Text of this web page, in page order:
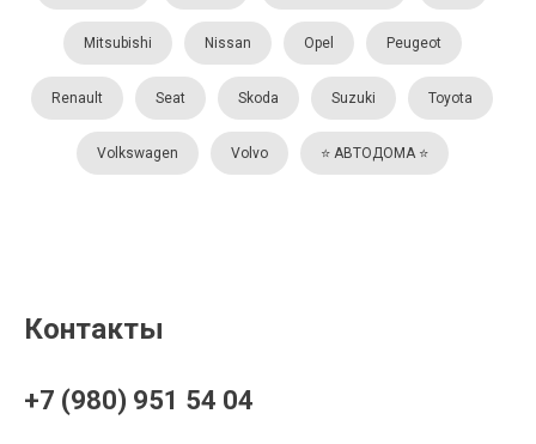
Mitsubishi Nissan Opel Peugeot
Renault Seat Skoda Suzuki Toyota
Volkswagen Volvo ⭐️ АВТОДОМА ⭐️
Контакты
+7 (980) 951 54 04